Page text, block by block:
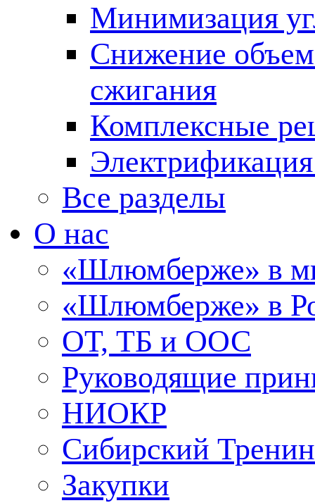
Минимизация
Снижение
сжигания
Комплексные
Все разделы
О нас
«Шлюмберже» в
«Шлюмберже» в
ОТ, ТБ и ООС
Руководящие
НИОКР
Сибирский
Закупки